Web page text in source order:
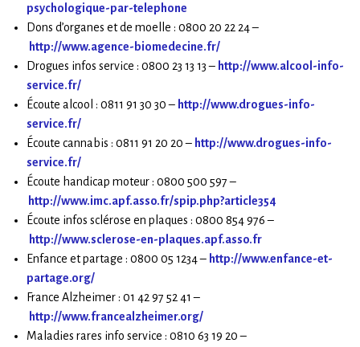
psychologique-par-telephone
Dons d’organes et de moelle : 0800 20 22 24 –
http://www.agence-biomedecine.fr/
Drogues infos service : 0800 23 13 13 – http://www.alcool-info-
service.fr/
Écoute alcool : 0811 91 30 30 – http://www.drogues-info-
service.fr/
Écoute cannabis : 0811 91 20 20 – http://www.drogues-info-
service.fr/
Écoute handicap moteur : 0800 500 597 –
http://www.imc.apf.asso.fr/spip.php?article354
Écoute infos sclérose en plaques : 0800 854 976 –
http://www.sclerose-en-plaques.apf.asso.fr
Enfance et partage : 0800 05 1234 – http://www.enfance-et-
partage.org/
France Alzheimer : 01 42 97 52 41 –
http://www.francealzheimer.org/
Maladies rares info service : 0810 63 19 20 –